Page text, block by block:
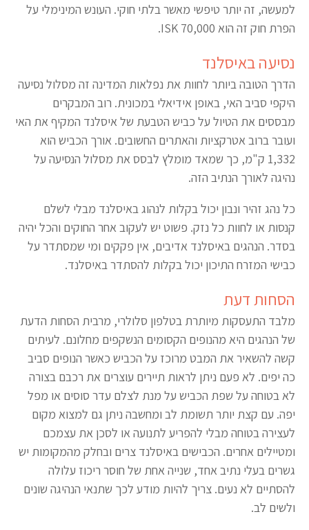
למעשה, זה יותר טיפשי מאשר בלתי חוקי. העונש המינימלי על
הפרת חוק זה הוא 70,000 ISK.
נסיעה באיסלנד
הדרך הטובה ביותר לחוות את נפלאות המדינה זה מסלול נסיעה
היקפי סביב האי, באופן אידיאלי במכונית. רוב המבקרים
מבססים את הטיול על כביש הטבעת של איסלנד המקיף את האי
ועובר ברוב אטרקציות והאתרים החשובים. אורך הכביש הוא
1,332 ק"מ, כך שמאד מומלץ לבסס את מסלול הנסיעה על
נהיגה לאורך הנתיב הזה.
כל נהג זהיר ונבון יכול בקלות לנהוג באיסלנד מבלי לשלם
קנסות או לחוות כל נזק. פשוט יש לעקוב אחר החוקים והכל יהיה
בסדר. הנהגים באיסלנד אדיבים, אין פקקים ומי שמסתדר על
כבישי המזרח התיכון יכול בקלות להסתדר באיסלנד.
הסחות דעת
מלבד התעסקות מיותרת בטלפון סלולרי, מרבית הסחות הדעת
של הנהגים היא מהנופים הקסומים הנשקפים מחלונם. לעיתים
קשה להשאיר את המבט מרוכז על הכביש כאשר הנופים סביב
כה יפים. לא פעם ניתן לראות תיירים עוצרים את רכבם בצורה
לא בטוחה על שפת הכביש על מנת לצלם עדר סוסים או מפל
יפה. עם קצת יותר תשומת לב ומחשבה ניתן גם למצוא מקום
לעצירה בטוחה מבלי להפריע לתנועה או לסכן את עצמכם
ומטיילים אחרים. הכבישים באיסלנד צרים ובחלק מהמקומות יש
גשרים בעלי נתיב אחד, שנייה אחת של חוסר ריכוז עלולה
להסתיים לא נעים. צריך להיות מודע לכך שתנאי הנהיגה שונים
ולשים לב.